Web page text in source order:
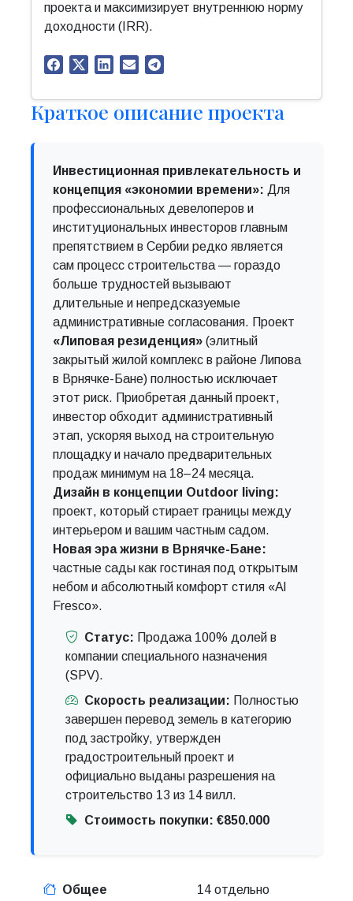
проекта и максимизирует внутреннюю норму
доходности (IRR).
Краткое описание проекта
Инвестиционная привлекательность и
концепция «экономии времени»: Для
профессиональных девелоперов и
институциональных инвесторов главным
препятствием в Сербии редко является
сам процесс строительства — гораздо
больше трудностей вызывают
длительные и непредсказуемые
административные согласования. Проект
«Липовая резиденция» (элитный
закрытый жилой комплекс в районе Липова
в Врнячке-Бане) полностью исключает
этот риск. Приобретая данный проект,
инвестор обходит административный
этап, ускоряя выход на строительную
площадку и начало предварительных
продаж минимум на 18–24 месяца.
Дизайн в концепции Outdoor living:
проект, который стирает границы между
интерьером и вашим частным садом.
Новая эра жизни в Врнячке-Бане:
частные сады как гостиная под открытым
небом и абсолютный комфорт стиля «Al
Fresco».
Статус: Продажа 100% долей в
компании специального назначения
(SPV).
Скорость реализации: Полностью
завершен перевод земель в категорию
под застройку, утвержден
градостроительный проект и
официально выданы разрешения на
строительство 13 из 14 вилл.
Стоимость покупки: €850.000
Общее 14 отдельно